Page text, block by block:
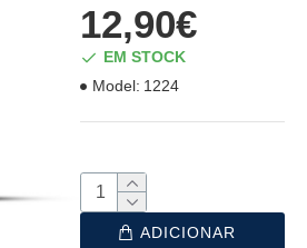
12,90€
EM STOCK
Model: 1224
ADICIONAR